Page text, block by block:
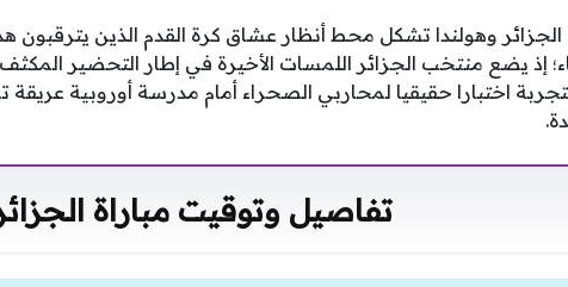
الجزائر وهولندا تشكل محط أنظار عشاق كرة القدم الذين يترقبون
اختبارا حقيقيا لمحاربي الصحراء أمام مدرسة أوروبية عريقة
تفاصيل وتوقيت مباراة